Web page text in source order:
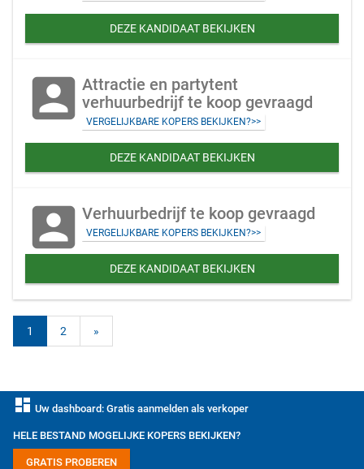
DEZE KANDIDAAT BEKIJKEN
account_box Attractie en partytent
verhuurbedrijf te koop gevraagd
VERGELIJKBARE KOPERS BEKIJKEN?>>
DEZE KANDIDAAT BEKIJKEN
account_box Verhuurbedrijf te koop gevraagd
VERGELIJKBARE KOPERS BEKIJKEN?>>
DEZE KANDIDAAT BEKIJKEN
1 2 »
dashboard Uw dashboard: Gratis aanmelden als verkoper
HELE BESTAND MOGELIJKE KOPERS BEKIJKEN?
GRATIS PROBEREN